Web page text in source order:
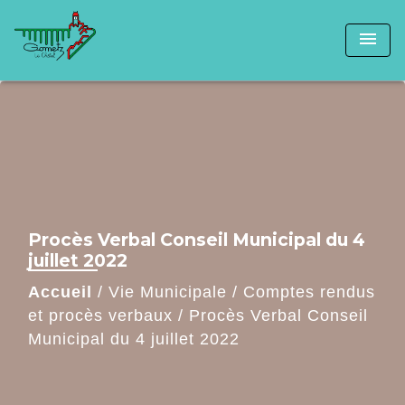
menu
Procès Verbal Conseil Municipal du 4
juillet 2022
Accueil / Vie Municipale / Comptes rendus
et procès verbaux / Procès Verbal Conseil
Municipal du 4 juillet 2022